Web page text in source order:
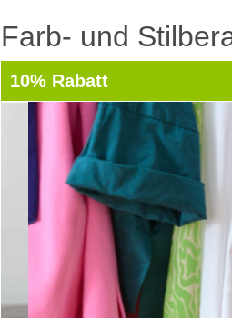
Farb- und
10% Rabatt